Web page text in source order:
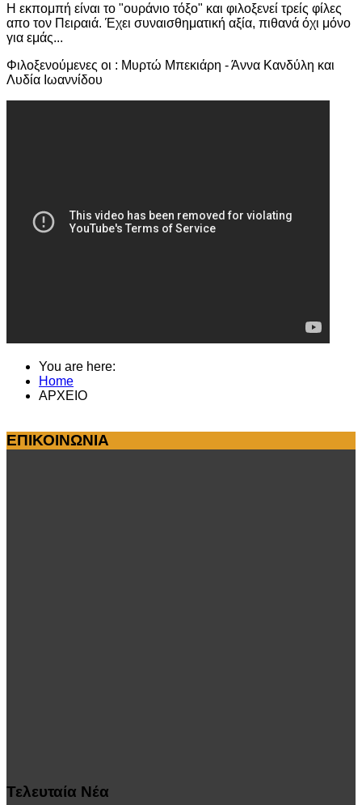
Η εκπομπή είναι το "ουράνιο τόξο" και φιλοξενεί τρείς φίλες
απο τον Πειραιά. Έχει συναισθηματική αξία, πιθανά όχι μόνο
για εμάς...
Φιλοξενούμενες οι : Μυρτώ Μπεκιάρη - Άννα Κανδύλη και
Λυδία Ιωαννίδου
You are here:
Home
ΑΡΧΕΙΟ
ΕΠΙΚΟΙΝΩΝΙΑ
Τελευταία Νέα